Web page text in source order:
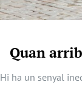
Quan
Hi ha un senyal